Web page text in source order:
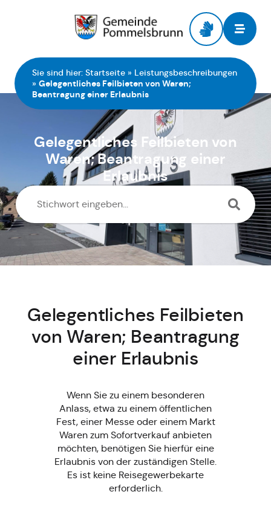
Sie sind hier: Startseite » Leistungsbeschreibungen
» Gelegentliches Feilbieten von Waren;
Beantragung einer Erlaubnis
Gelegentliches Feilbieten von
Waren; Beantragung einer
Erlaubnis
Gelegentliches Feilbieten
von Waren; Beantragung
einer Erlaubnis
Wenn Sie zu einem besonderen
Anlass, etwa zu einem öffentlichen
Fest, einer Messe oder einem Markt
Waren zum Sofortverkauf anbieten
möchten, benötigen Sie hierfür eine
Erlaubnis von der zuständigen Stelle.
Es ist keine Reisegewerbekarte
erforderlich.